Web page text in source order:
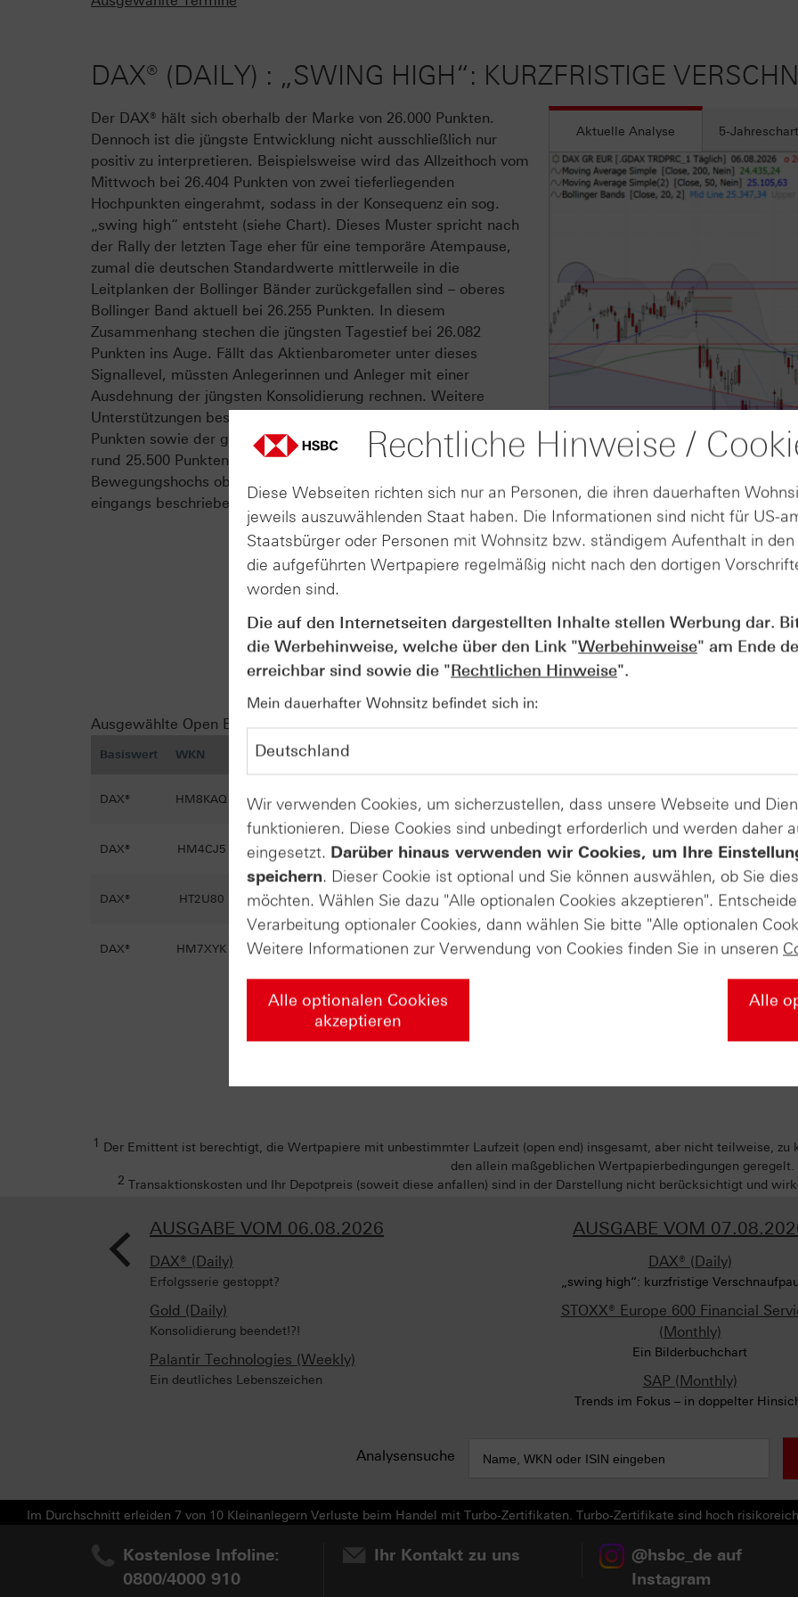
DAX® (DAILY) : „SWING HIGH“: KURZFRISTIGE
Aktuelle Analyse 5-Jahreschart
Quelle: LSEG, tradesignal² / 5-
Der DAX® hält sich oberhalb der Marke von 26.000 Punkten.
Dennoch ist die jüngste Entwicklung nicht ausschließlich nur
positiv zu interpretieren. Beispielsweise wird das Allzeithoch vom
Mittwoch bei 26.404 Punkten von zwei tieferliegenden
Hochpunkten eingerahmt, sodass in der Konsequenz ein sog.
„swing high“ entsteht (siehe Chart). Dieses Muster spricht nach
der Rally der letzten Tage eher für eine temporäre Atempause,
zumal die deutschen Standardwerte mittlerweile in die
Leitplanken der Bollinger Bänder zurückgefallen sind – oberes
Bollinger Band aktuell bei 26.255 Punkten. In diesem
Zusammenhang stechen die jüngsten Tagestief bei 26.082
Punkten ins Auge. Fällt das Aktienbarometer unter dieses
Signallevel, müssten Anlegerinnen und Anleger mit einer
Ausdehnung der jüngsten Konsolidierung rechnen. Weitere
Unterstützungen bestehen in Form des Julihochs bei 25.900
Punkten sowie der großen Ausbruchszone des Jahres 2026 bei
rund 25.500 Punkten. Auf der Oberseite heilt dagegen jedes neue
Bewegungshochs oberhalb der Marke von 26.404 Punkten das
eingangs beschriebene „swing high“-Muster.
Ausgewählte Open End-Turbo-Optionsscheine
Basiswert WKN Optionsscheintyp
DAX® HM8KAQ Call open end¹ 24879,1081 Pkt 24879,1081 Pkt 0,01
DAX® HM4CJ5 Call open end¹ 23500,3354 Pkt 23500,3354 Pkt 0,01
DAX® HT2U80 Put open end¹ 29056,1465 Pkt 29056,1465 Pkt 0,01
DAX® HM7XYK Put open end¹ 27415,109 Pkt 27415,109 Pkt 0,01
Stand der Produktdaten: 07.08.2026 - 08:21:00
1 Der Emittent ist berechtigt, die Wertpapiere mit unbestimmter Laufzeit (open end) insgesamt, aber nicht teilweise, zu
den allein maßgeblichen Wertpapierbedingungen geregelt.
2 Transaktionskosten und Ihr Depotpreis (soweit diese anfallen) sind in der Darstellung nicht berücksichtigt und
< AUSGABE VOM 06.08.2026
DAX® (Daily)
Erfolgsserie gestoppt?
Gold (Daily)
Konsolidierung beendet!?!
Palantir Technologies (Weekly)
Ein deutliches Lebenszeichen
AUSGABE VOM
DAX® (Daily)
„swing high“: kurzfristige
STOXX® Europe 600 Financial
(Monthly)
Ein Bilderbuchchart
SAP (Monthly)
Trends im Fokus – in doppelter
Analysensuche
Im Durchschnitt erleiden 7 von 10 Kleinanlegern Verluste beim Handel mit Turbo-Zertifikaten. Turbo-Zertifikate sind hoch
Kostenlose Infoline:
0800/4000 910
Ihr Kontakt zu uns
@hsbc_de auf
Instagram
Rechtliche Hinweise /
Diese Webseiten richten sich nur an Personen, die ihren dauerhaften
jeweils auszuwählenden Staat haben. Die Informationen sind nicht für US-
Staatsbürger oder Personen mit Wohnsitz bzw. ständigem Aufenthalt in
die aufgeführten Wertpapiere regelmäßig nicht nach den dortigen
worden sind.
Die auf den Internetseiten dargestellten Inhalte stellen Werbung dar.
die Werbehinweise, welche über den Link "Werbehinweise" am Ende
erreichbar sind sowie die "Rechtlichen Hinweise".
Mein dauerhafter Wohnsitz befindet sich in:
Wir verwenden Cookies, um sicherzustellen, dass unsere Webseite und
funktionieren. Diese Cookies sind unbedingt erforderlich und werden daher
eingesetzt. Darüber hinaus verwenden wir Cookies, um Ihre
speichern. Dieser Cookie ist optional und Sie können auswählen, ob Sie
möchten. Wählen Sie dazu "Alle optionalen Cookies akzeptieren".
Verarbeitung optionaler Cookies, dann wählen Sie bitte "Alle optionalen
Weitere Informationen zur Verwendung von Cookies finden Sie in unseren
Alle optionalen Cookies
akzeptieren
Alle